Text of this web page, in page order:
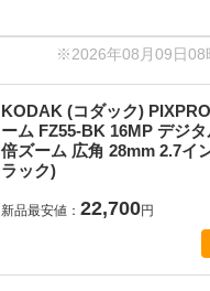
※2026年08月09日08
KODAK (コダック)
ーム FZ55-BK 16MP デジ
倍ズーム 広角 28mm 2.7イ
ラック)
新品最安値： 22,700円